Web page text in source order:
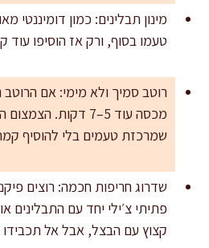
טעמו בסוף, ורק אז הוסיפו עוד
רוטב סמיך ולא מימי: אם
מכסה עוד 5–7 דקות.
שמרכזת טעמים בלי להוסיף
קצוץ עם הבצל, אבל אל